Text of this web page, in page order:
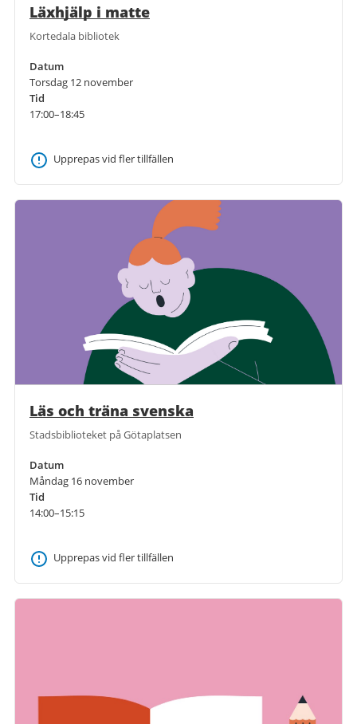
Läxhjälp i matte
Kortedala bibliotek
Datum
Torsdag 12 november
Tid
17:00–18:45
Upprepas vid fler tillfällen
Läs och träna svenska
Stadsbiblioteket på Götaplatsen
Datum
Måndag 16 november
Tid
14:00–15:15
Upprepas vid fler tillfällen